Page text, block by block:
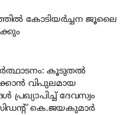
കോടിയര്‍ച്ചന ജൂലൈ
കൂടുതല്‍
വിപുലമായ
പ്രഖ്യാപിച്ച് ദേവസ്വം
കെ.ജയകുമാര്‍